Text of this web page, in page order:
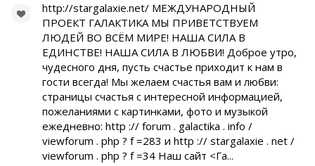
http://stargalaxie.net/ МЕЖДУНАРОДНЫЙ
ПРОЕКТ ГАЛАКТИКА МЫ ПРИВЕТСТВУЕМ
ЛЮДЕЙ ВО ВСЁМ МИРЕ! НАША СИЛА В
ЕДИНСТВЕ! НАША СИЛА В ЛЮБВИ! Доброе утро,
чудесного дня, пусть счастье приходит к нам в
гости всегда! Мы желаем счастья вам и любви:
страницы счастья с интересной информацией,
пожеланиями с картинками, фото и музыкой
ежедневно: http :// forum . galactika . info /
viewforum . php ? f =283 и http :// stargalaxie . net /
viewforum . php ? f =34 Наш сайт <Га...